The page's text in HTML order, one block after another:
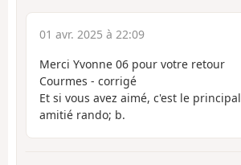
01 avr. 2025 à 22:09
Merci Yvonne 06 pour votre retour
Courmes - corrigé
Et si vous avez aimé, c'est le principal
amitié rando; b.